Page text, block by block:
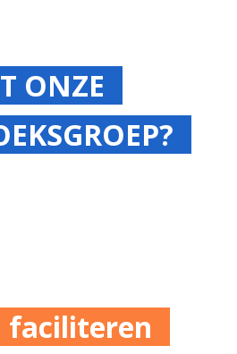
ONZE
faciliteren